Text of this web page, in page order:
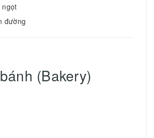
ngọt
đường
(Bakery)